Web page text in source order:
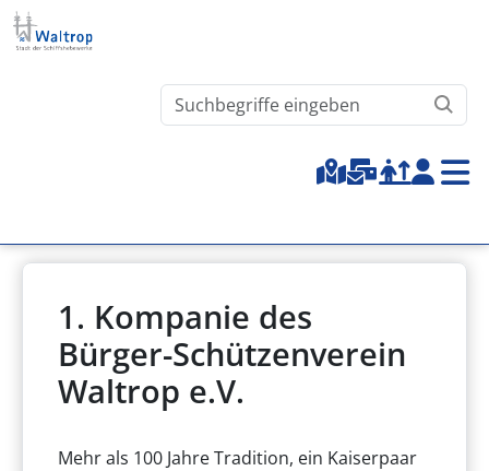
Direkt zum Inhalt
Waltrop.de durchsuchen
Top-Menu
1. Kompanie des
Bürger-Schützenverein
Waltrop e.V.
Mehr als 100 Jahre Tradition, ein Kaiserpaar